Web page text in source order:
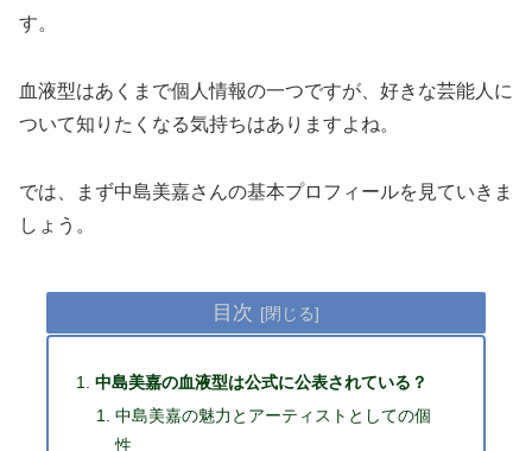
す。
血液型はあくまで個人情報の一つですが、好きな芸能人に
ついて知りたくなる気持ちはありますよね。
では、まず中島美嘉さんの基本プロフィールを見ていきま
しょう。
目次
中島美嘉の血液型は公式に公表されている？
中島美嘉の魅力とアーティストとしての個
性